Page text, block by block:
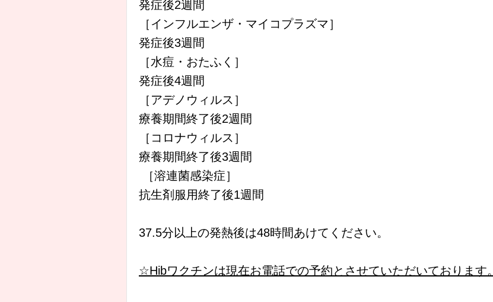
発症後2週間
［インフルエンザ・マイコプラズマ］
発症後3週間
［水痘・おたふく］
発症後4週間
［アデノウィルス］
療養期間終了後2週間
［コロナウィルス］
療養期間終了後3週間
［溶連菌感染症］
抗生剤服用終了後1週間
37.5分以上の発熱後は48時間あけてください。
☆Hibワクチンは現在お電話での予約とさせていただいております。